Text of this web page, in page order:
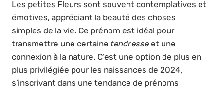
Les petites Fleurs sont souvent contemplatives et
émotives, appréciant la beauté des choses
simples de la vie. Ce prénom est idéal pour
transmettre une certaine tendresse et une
connexion à la nature. C’est une option de plus en
plus privilégiée pour les naissances de 2024,
s’inscrivant dans une tendance de prénoms